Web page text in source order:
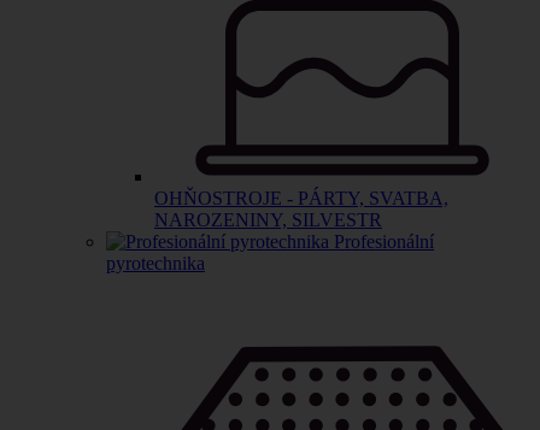
OHŇOSTROJE - PÁRTY, SVATBA,
NAROZENINY, SILVESTR
Profesionální
pyrotechnika